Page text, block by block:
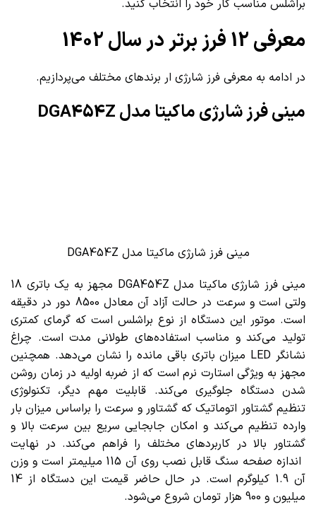
براشلس مناسب کار خود را انتخاب کنید.
معرفی 12 فرز برتر در سال 1402
در ادامه به معرفی فرز شارژی ار برندهای مختلف می‌پردازیم.
مینی فرز شارژی ماکیتا مدل DGA454Z
مینی فرز شارژی ماکیتا مدل DGA454Z
مینی فرز شارژی ماکیتا مدل DGA454Z مجهز به یک باتری 18
ولتی است و سرعت در حالت آزاد آن معادل 8500 دور در دقیقه
است. موتور این دستگاه از نوع براشلس است که گرمای کمتری
تولید می‌کند و مناسب استفاده‌های طولانی مدت است. چراغ
نشانگر LED میزان باتری باقی مانده را نشان می‌دهد. همچنین
مجهز به ویژگی استارت نرم است که از ضربه اولیه در زمان روشن
شدن دستگاه جلوگیری می‌کند. قابلیت مهم دیگر، تکنولوژی
تنظیم گشتاور اتوماتیک که گشتاور و سرعت را براساس میزان بار
وارده تنظیم می‌کند و امکان جابجایی سریع بین سرعت بالا و
گشتاور بالا در کاربردهای مختلف را فراهم می‌کند. در نهایت
اندازه صفحه سنگ قابل نصب روی آن 115 میلیمتر است و وزن
آن 1.9 کیلوگرم است. در حال حاضر قیمت این دستگاه از 14
میلیون و 900 هزار تومان شروع می‌شود.